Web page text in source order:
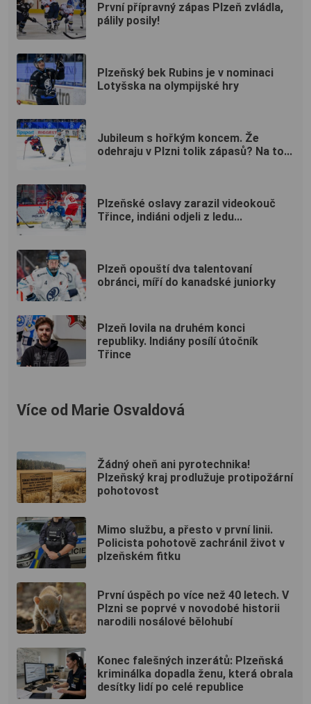
První přípravný zápas Plzeň zvládla,
pálily posily!
Plzeňský bek Rubins je v nominaci
Lotyšska na olympijské hry
Jubileum s hořkým koncem. Že
odehraju v Plzni tolik zápasů? Na to...
Plzeňské oslavy zarazil videokouč
Třince, indiáni odjeli z ledu...
Plzeň opouští dva talentovaní
obránci, míří do kanadské juniorky
Plzeň lovila na druhém konci
republiky. Indiány posílí útočník
Třince
Více od Marie Osvaldová
Žádný oheň ani pyrotechnika!
Plzeňský kraj prodlužuje protipožární
pohotovost
Mimo službu, a přesto v první linii.
Policista pohotově zachránil život v
plzeňském fitku
První úspěch po více než 40 letech. V
Plzni se poprvé v novodobé historii
narodili nosálové bělohubí
Konec falešných inzerátů: Plzeňská
kriminálka dopadla ženu, která obrala
desítky lidí po celé republice